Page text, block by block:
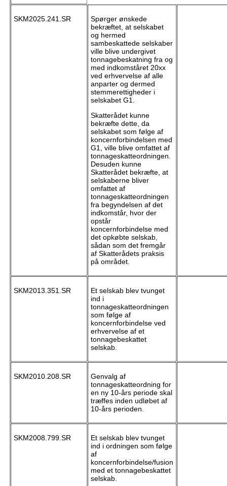
SKM2025.241.SR
Spørger ønskede
bekræftet, at selskabet
og hermed
sambeskattede selskaber
ville blive undergivet
tonnagebeskatning fra og
med indkomståret 20xx
ved erhvervelse af alle
anparter og dermed
stemmerettigheder i
selskabet G1.
Skatterådet kunne
bekræfte dette, da
selskabet som følge af
koncernforbindelsen med
G1, ville blive omfattet af
tonnageskatteordningen.
Desuden kunne
Skatterådet bekræfte, at
selskaberne bliver
omfattet af
tonnageskatteordningen
fra begyndelsen af det
indkomstår, hvor der
opstår
koncernforbindelse med
det opkøbte selskab,
sådan som det fremgår
af Skatterådets praksis
på området.
SKM2013.351.SR
Et selskab blev tvunget
ind i
tonnageskatteordningen
som følge af
koncernforbindelse ved
erhvervelse af et
tonnagebeskattet
selskab.
SKM2010.208.SR
Genvalg af
tonnageskatteordning for
en ny 10-års periode skal
træffes inden udløbet af
10-års perioden.
SKM2008.799.SR
Et selskab blev tvunget
ind i ordningen som følge
af
koncernforbindelse/fusion
med et tonnagebeskattet
selskab.